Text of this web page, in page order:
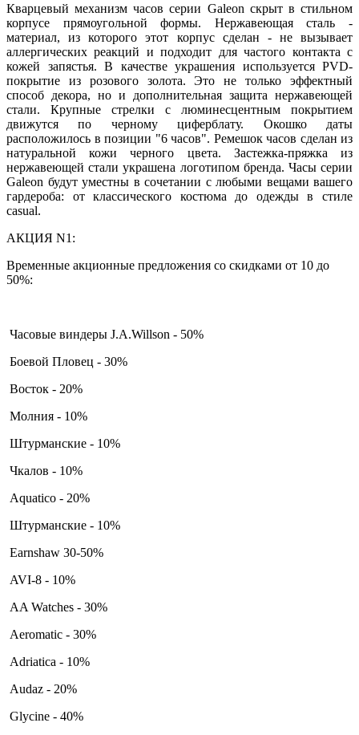
Кварцевый механизм часов серии Galeon скрыт в стильном
корпусе прямоугольной формы. Нержавеющая сталь -
материал, из которого этот корпус сделан - не вызывает
аллергических реакций и подходит для частого контакта с
кожей запястья. В качестве украшения используется PVD-
покрытие из розового золота. Это не только эффектный
способ декора, но и дополнительная защита нержавеющей
стали. Крупные стрелки с люминесцентным покрытием
движутся по черному циферблату. Окошко даты
расположилось в позиции "6 часов". Ремешок часов сделан из
натуральной кожи черного цвета. Застежка-пряжка из
нержавеющей стали украшена логотипом бренда. Часы серии
Galeon будут уместны в сочетании с любыми вещами вашего
гардероба: от классического костюма до одежды в стиле
casual.
АКЦИЯ N1:
Временные акционные предложения со скидками от 10 до
50%:
Часовые виндеры J.A.Willson - 50%
Боевой Пловец - 30%
Восток - 20%
Молния - 10%
Штурманские - 10%
Чкалов - 10%
Aquatico - 20%
Штурманские - 10%
Earnshaw 30-50%
AVI-8 - 10%
AA Watches - 30%
Aeromatic - 30%
Adriatica - 10%
Audaz - 20%
Glycine - 40%